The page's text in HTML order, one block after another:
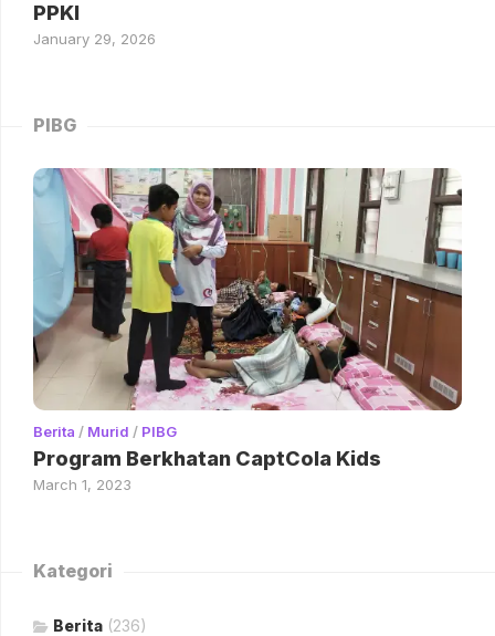
PPKI
January 29, 2026
PIBG
Berita / Murid / PIBG
Program Berkhatan CaptCola Kids
March 1, 2023
Kategori
Berita (236)